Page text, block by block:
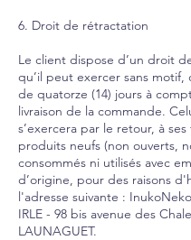
6. Droit de rétractation
Le client dispose d’un droit
qu’il peut exercer sans motif,
de quatorze (14) jours à
livraison de la commande.
s’exercera par le retour, à ses
produits neufs (non ouverts,
consommés ni utilisés avec
d’origine, pour des raisons
l'adresse suivante :
IRLE - 98 bis avenue des
LAUNAGUET.